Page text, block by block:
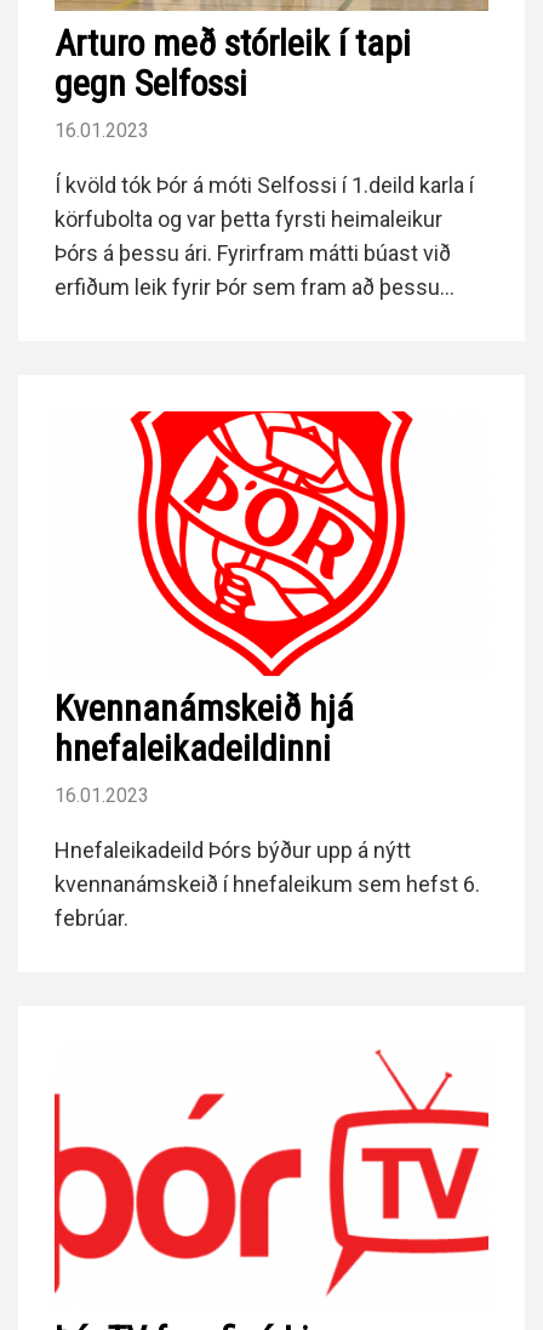
Arturo með stórleik í tapi
gegn Selfossi
16.01.2023
Í kvöld tók Þór á móti Selfossi í 1.deild karla í
körfubolta og var þetta fyrsti heimaleikur
Þórs á þessu ári. Fyrirfram mátti búast við
erfiðum leik fyrir Þór sem fram að þessu
Kvennanámskeið hjá
hnefaleikadeildinni
16.01.2023
Hnefaleikadeild Þórs býður upp á nýtt
kvennanámskeið í hnefaleikum sem hefst 6.
febrúar.